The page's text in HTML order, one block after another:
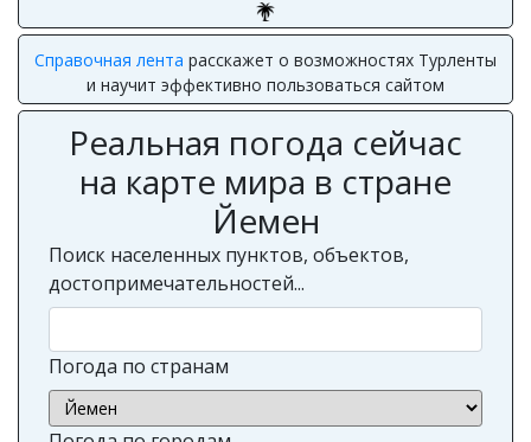
Справочная лента расскажет о возможностях Турленты
и научит эффективно пользоваться сайтом
Реальная погода сейчас
на карте мира в стране
Йемен
Поиск населенных пунктов, объектов,
достопримечательностей...
Погода по странам